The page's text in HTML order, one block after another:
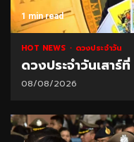
1 min read
HOT NEWS ดวงประจำวัน
ดวงประจำวันเสา
08/08/2026